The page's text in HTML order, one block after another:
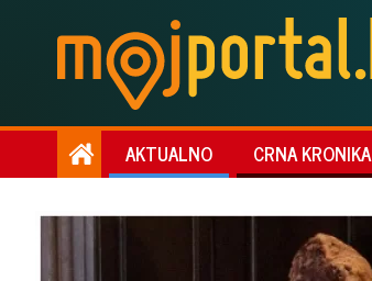
AKTUALNO CRNA KRONIKA